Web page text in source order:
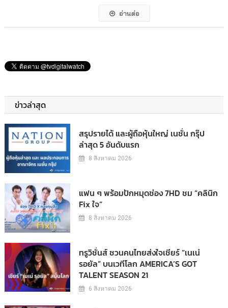
อ่านต่อ
ข่าวล่าสุด
สรุปรายได้ และผู้ถือหุ้นใหญ่ เนชั่น กรุ๊ป
ล่าสุด 5 อันดับแรก
8 สิงหาคม 2026
แฟน ๆ พร้อมปักหมุดช่อง 7HD ชม “คลินิก
Fix ใจ”
8 สิงหาคม 2026
ทรูวิชั่นส์ ชวนคนไทยส่งใจเชียร์ “เนเน่
รอยัล” บนเวทีโลก AMERICA’S GOT
TALENT SEASON 21
6 สิงหาคม 2026